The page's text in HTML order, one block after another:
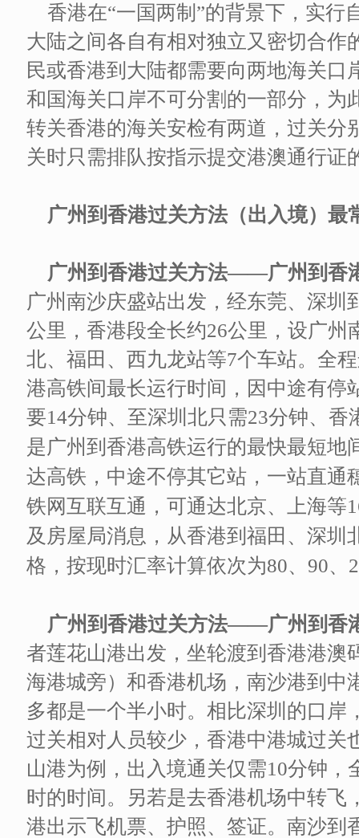
香港在“一国两制”的背景下，实行
大陆之间各自有相对独立又密切合作
民或香港到大陆都需要向两地海关
和国海关口岸不可分割的一部分，为
转关香港的海关安检有两道，过关分
关时只需排队按指示提交港澳通行证
广州到香港过关方法（出入境）最
广州到香港过关方法——广州到香
广州南沙庆盛站出发，经东莞、深圳
公里，香港段全长约26公里，设广州
北、福田、西九龙站等7个车站。全
港高铁间最长运行时间，因中途有停
要14分钟、至深圳北只需23分钟、香
是广州到香港高铁运行的最快最短地
达高铁，中途不停其它站，一站直通
铁网互联互通，可通达北京、上海等
及房屋局消息，从香港到福田、深圳
格，按现时汇率计算依次为80、90、
广州到香港过关方法——广州到香
者莲花山港出发，坐轮渡到香港港澳
海港城旁）和香港机场，南沙港到中
多都是一个半小时。相比深圳的口岸
过关相对人员较少，香港中港城过关
山港为例，出入境通关仅需10分钟
时的时间。另若是去香港机场中转飞
港出示飞机票、护照、签证。南沙到